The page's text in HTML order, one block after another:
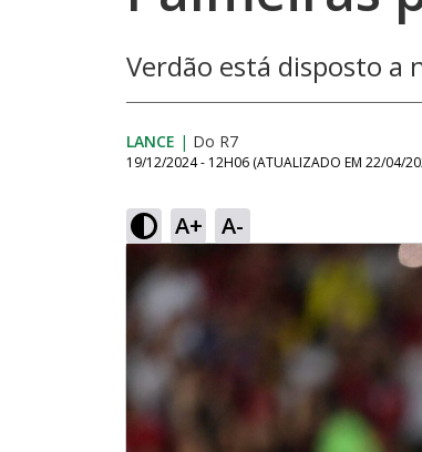
Verdão está disposto a
LANCE | Do R7
19/12/2024 - 12H06 (ATUALIZADO EM 22/04/
A+ A-